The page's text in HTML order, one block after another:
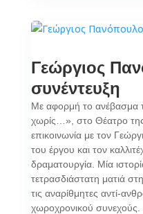
Γεώργιος
συνέντευξη
Με αφορμή το ανέβασμα
χωρίς…», στο Θέατρο
επικοινωνία με τον
του έργου και τον
δραματουργία. Μία
τετρασδιάστατη ματιά
τις αναρίθμητες αντί-
χωροχρονικού συνεχούς.